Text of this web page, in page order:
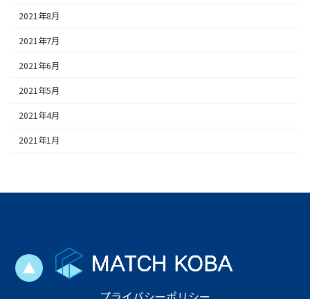
2021年8月
2021年7月
2021年6月
2021年5月
2021年4月
2021年1月
▲